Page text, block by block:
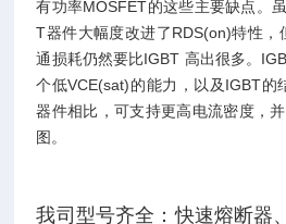
有功率MOSFET的这些主要缺点。
T器件大幅度改进了RDS(on)特性，
通损耗仍然要比IGBT 高出很多。
个低VCE(sat)的能力，以及IGBT的
器件相比，可支持更高电流密度，
图。
我司型号齐全：快速熔断器